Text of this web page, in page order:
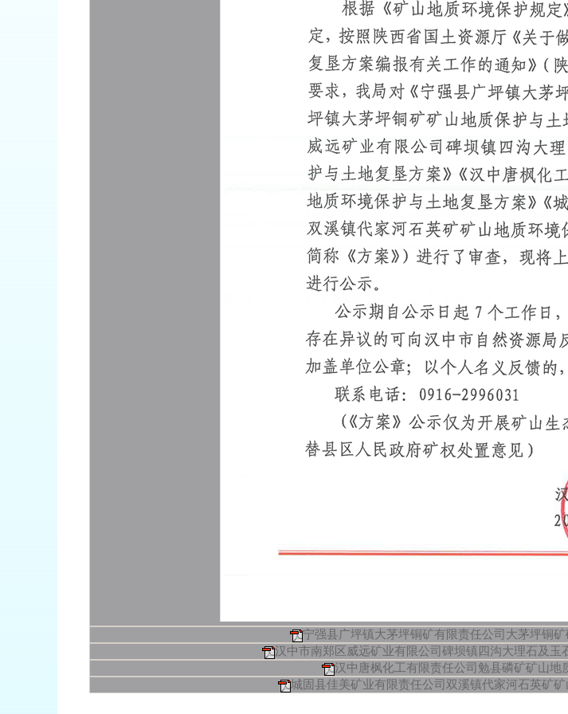
宁强县广坪镇大茅坪铜矿有限责任公司大茅坪铜
汉中市南郑区威远矿业有限公司碑坝镇四沟大理石及
汉中唐枫化工有限责任公司勉县磷矿矿山地
城固县佳美矿业有限责任公司双溪镇代家河石英矿